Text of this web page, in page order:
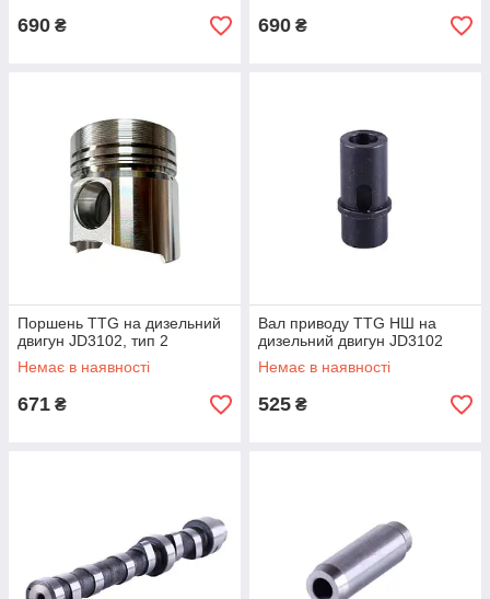
690 ₴ 690 ₴
Поршень TTG на дизельний
двигун JD3102, тип 2
Немає в наявності
671 ₴
Вал приводу TTG НШ на
дизельний двигун JD3102
Немає в наявності
525 ₴